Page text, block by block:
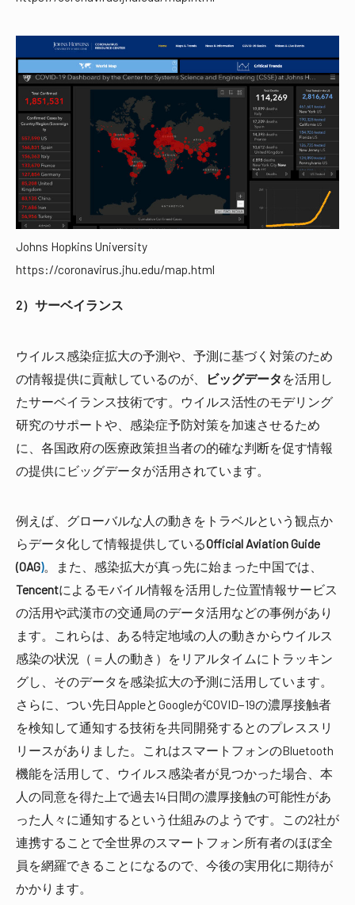
Johns Hopkins University
https://coronavirus.jhu.edu/map.html
2）サーベイランス
ウイルス感染症拡大の予測や、予測に基づく対策のため
の情報提供に貢献しているのが、
ビッグデータ を活用し
たサーベイランス技術です。ウイルス活性のモデリング
研究のサポートや、感染症予防対策を加速させるため
に、各国政府の医療政策担当者の的確な判断を促す情報
の提供にビッグデータが活用されています。
例えば、グローバルな人の動きをトラベルという観点か
らデータ化して情報提供しているOfficial Aviation Guide
(OAG)。また、感染拡大が真っ先に始まった中国では、
Tencentによるモバイル情報を活用した位置情報サービス
の活用や武漢市の交通局のデータ活用などの事例があり
ます。これらは、ある特定地域の人の動きからウイルス
感染の状況（＝人の動き）をリアルタイムにトラッキン
グし、そのデータを感染拡大の予測に活用しています。
さらに、つい先日AppleとGoogleがCOVID−19の濃厚接触者
を検知して通知する技術を共同開発するとのプレススリ
リースがありました。これはスマートフォンのBluetooth
機能を活用して、ウイルス感染者が見つかった場合、本
人の同意を得た上で過去14日間の濃厚接触の可能性があ
った人々に通知するという仕組みのようです。この2社が
連携することで全世界のスマートフォン所有者のほぼ全
員を網羅できることになるので、今後の実用化に期待が
かかります。